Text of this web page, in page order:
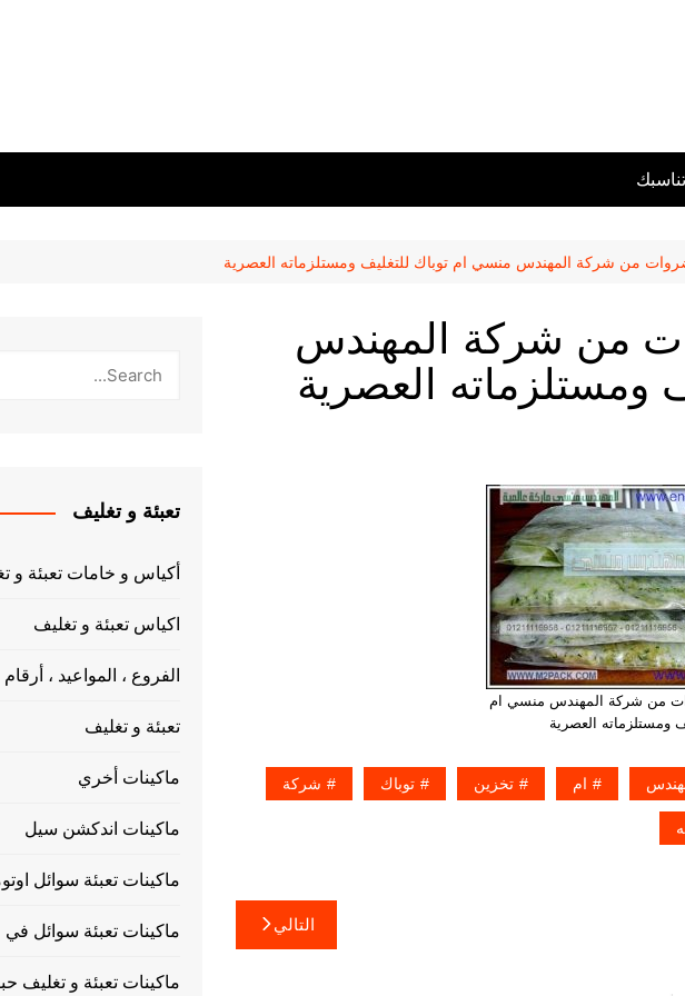
من شركة المهندس منسي ام توباك للتغليف ومستلزماته العصرية
من شركة المهندس
ومستلزماته العصرية
من شركة المهندس منسي ام
ومستلزماته العصرية
ام تخزين توباك شركة
التالي
تعبئة و تغليف
أكياس و خامات تعبئة و
اكياس تعبئة و تغليف
الفروع ، المواعيد ،
تعبئة و تغليف
ماكينات أخري
ماكينات اندكشن سيل
ماكينات تعبئة سوائل
ماكينات تعبئة سوائل
ماكينات تعبئة و تغليف